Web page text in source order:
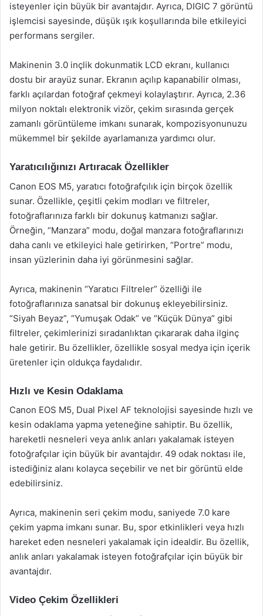
isteyenler için büyük bir avantajdır. Ayrıca, DIGIC 7 görüntü
işlemcisi sayesinde, düşük ışık koşullarında bile etkileyici
performans sergiler.
Makinenin 3.0 inçlik dokunmatik LCD ekranı, kullanıcı
dostu bir arayüz sunar. Ekranın açılıp kapanabilir olması,
farklı açılardan fotoğraf çekmeyi kolaylaştırır. Ayrıca, 2.36
milyon noktalı elektronik vizör, çekim sırasında gerçek
zamanlı görüntüleme imkanı sunarak, kompozisyonunuzu
mükemmel bir şekilde ayarlamanıza yardımcı olur.
Yaratıcılığınızı Artıracak Özellikler
Canon EOS M5, yaratıcı fotoğrafçılık için birçok özellik
sunar. Özellikle, çeşitli çekim modları ve filtreler,
fotoğraflarınıza farklı bir dokunuş katmanızı sağlar.
Örneğin, “Manzara” modu, doğal manzara fotoğraflarınızı
daha canlı ve etkileyici hale getirirken, “Portre” modu,
insan yüzlerinin daha iyi görünmesini sağlar.
Ayrıca, makinenin “Yaratıcı Filtreler” özelliği ile
fotoğraflarınıza sanatsal bir dokunuş ekleyebilirsiniz.
“Siyah Beyaz”, “Yumuşak Odak” ve “Küçük Dünya” gibi
filtreler, çekimlerinizi sıradanlıktan çıkararak daha ilginç
hale getirir. Bu özellikler, özellikle sosyal medya için içerik
üretenler için oldukça faydalıdır.
Hızlı ve Kesin Odaklama
Canon EOS M5, Dual Pixel AF teknolojisi sayesinde hızlı ve
kesin odaklama yapma yeteneğine sahiptir. Bu özellik,
hareketli nesneleri veya anlık anları yakalamak isteyen
fotoğrafçılar için büyük bir avantajdır. 49 odak noktası ile,
istediğiniz alanı kolayca seçebilir ve net bir görüntü elde
edebilirsiniz.
Ayrıca, makinenin seri çekim modu, saniyede 7.0 kare
çekim yapma imkanı sunar. Bu, spor etkinlikleri veya hızlı
hareket eden nesneleri yakalamak için idealdir. Bu özellik,
anlık anları yakalamak isteyen fotoğrafçılar için büyük bir
avantajdır.
Video Çekim Özellikleri